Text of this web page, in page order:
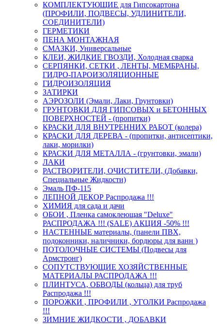
КОМПЛЕКТУЮЩИЕ для Гипсокартона
(ПРОФИЛИ, ПОДВЕСЫ, УДЛИНИТЕЛИ,
СОЕДИНИТЕЛИ)
ГЕРМЕТИКИ
ПЕНА МОНТАЖНАЯ
СМАЗКИ, Универсальные
КЛЕИ, ЖИДКИЕ ГВОЗДИ, Холодная сварка
СЕРПЯНКИ, СЕТКИ , ЛЕНТЫ, МЕМБРАНЫ,
ГИДРО-ПАРОИЗОЛЯЦИОННЫЕ
ГИДРОИЗОЛЯЦИЯ
ЗАТИРКИ
АЭРОЗОЛИ (Эмали, Лаки, Грунтовки)
ГРУНТОВКИ ДЛЯ ГИПСОВЫХ и БЕТОННЫХ
ПОВЕРХНОСТЕЙ - (пропитки)
КРАСКИ ДЛЯ ВНУТРЕННИХ РАБОТ (колера)
КРАСКИ ДЛЯ ДЕРЕВА - (пропитки, антисептики,
лаки, морилки)
КРАСКИ ДЛЯ МЕТАЛЛА - (грунтовки, эмали)
ЛАКИ
РАСТВОРИТЕЛИ, ОЧИСТИТЕЛИ, (Добавки,
Специальные Жидкости)
Эмаль ПФ-115
ЛЕПНОЙ ДЕКОР Распродажа !!!
ХИМИЯ для сада и дачи
ОБОИ , Пленка самоклеющая "Deluxe"
РАСПРОДАЖА !!! (SALE) АКЦИЯ -50% !!!
НАСТЕННЫЕ материалы, (панели ПВХ,
подоконники, наличники, бордюры для ванн )
ПОТОЛОЧНЫЕ СИСТЕМЫ (Подвесы для
Армстронг)
СОПУТСТВУЮЩИЕ ХОЗЯЙСТВЕННЫЕ
МАТЕРИАЛЫ РАСПРОДАЖА !!!
ПЛИНТУСА, ОБВОДЫ (кольца) для труб
Распродажа !!!
ПОРОЖКИ , ПРОФИЛИ , УГОЛКИ Распродажа
!!!
ЗИМНИЕ ЖИДКОСТИ , ДОБАВКИ